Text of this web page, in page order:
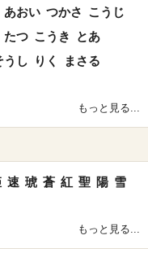
あおい つかさ こうじ
たつ こうき
とあ
うし りく
まさる
もっと見る...
速 琥 蒼 紅 聖 陽 雪
もっと見る...